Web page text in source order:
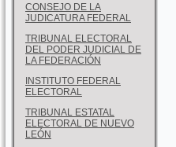
CONSEJO DE LA
JUDICATURA FEDERAL
TRIBUNAL ELECTORAL
DEL PODER JUDICIAL DE
LA FEDERACIÓN
INSTITUTO FEDERAL
ELECTORAL
TRIBUNAL ESTATAL
ELECTORAL DE NUEVO
LEÓN